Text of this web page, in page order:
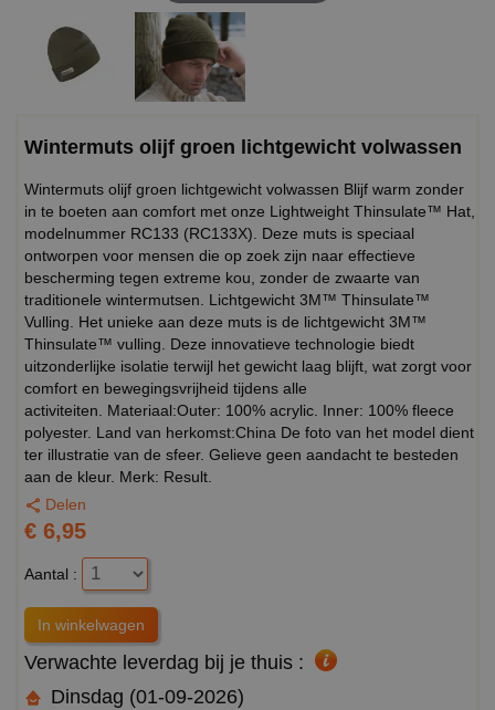
Wintermuts olijf groen lichtgewicht volwassen
Wintermuts olijf groen lichtgewicht volwassen Blijf warm zonder
in te boeten aan comfort met onze Lightweight Thinsulate™ Hat,
modelnummer RC133 (RC133X). Deze muts is speciaal
ontworpen voor mensen die op zoek zijn naar effectieve
bescherming tegen extreme kou, zonder de zwaarte van
traditionele wintermutsen. Lichtgewicht 3M™ Thinsulate™
Vulling. Het unieke aan deze muts is de lichtgewicht 3M™
Thinsulate™ vulling. Deze innovatieve technologie biedt
uitzonderlijke isolatie terwijl het gewicht laag blijft, wat zorgt voor
comfort en bewegingsvrijheid tijdens alle
activiteiten. Materiaal:Outer: 100% acrylic. Inner: 100% fleece
polyester. Land van herkomst:China De foto van het model dient
ter illustratie van de sfeer. Gelieve geen aandacht te besteden
aan de kleur. Merk: Result.
Delen
€ 6,95
Aantal :
Verwachte leverdag bij je thuis :
Dinsdag (01-09-2026)